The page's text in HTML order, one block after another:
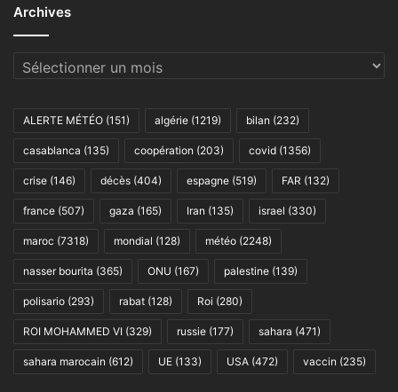
Archives
Archives
ALERTE MÉTÉO (151) algérie (1219) bilan (232)
casablanca (135) coopération (203) covid (1356)
crise (146) décès (404) espagne (519) FAR (132)
france (507) gaza (165) Iran (135) israel (330)
maroc (7318) mondial (128) météo (2248)
nasser bourita (365) ONU (167) palestine (139)
polisario (293) rabat (128) Roi (280)
ROI MOHAMMED VI (329) russie (177) sahara (471)
sahara marocain (612) UE (133) USA (472) vaccin (235)